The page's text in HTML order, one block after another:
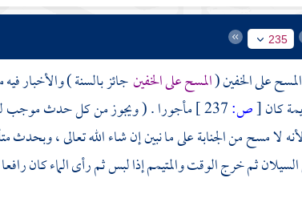
235
على الخفين (المسح على الخفينجائز بالسنة ) والأخبار
كان[ص:
مأجورا . ( ويجوز من كل حدث موجب
مسح من الجنابة على ما نبين إن شاء الله تعالى ،
ثم خرج الوقت والمتيمم إذا لبس ثم رأى الماء كان